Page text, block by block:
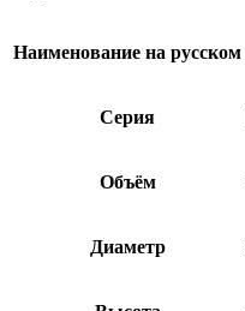
Наименование на русском
Серия
Объём
Диаметр